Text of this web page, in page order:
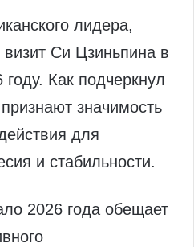
лидера,
Си Цзиньпина в
Как подчеркнул
значимость
для
и стабильности.
2026 года обещает